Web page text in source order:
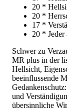
20 *
20 *
17 *
20 * Jeder
Schwer zu
MR plus in der
Hellsicht,
beeinflussende
und
übersinnliche